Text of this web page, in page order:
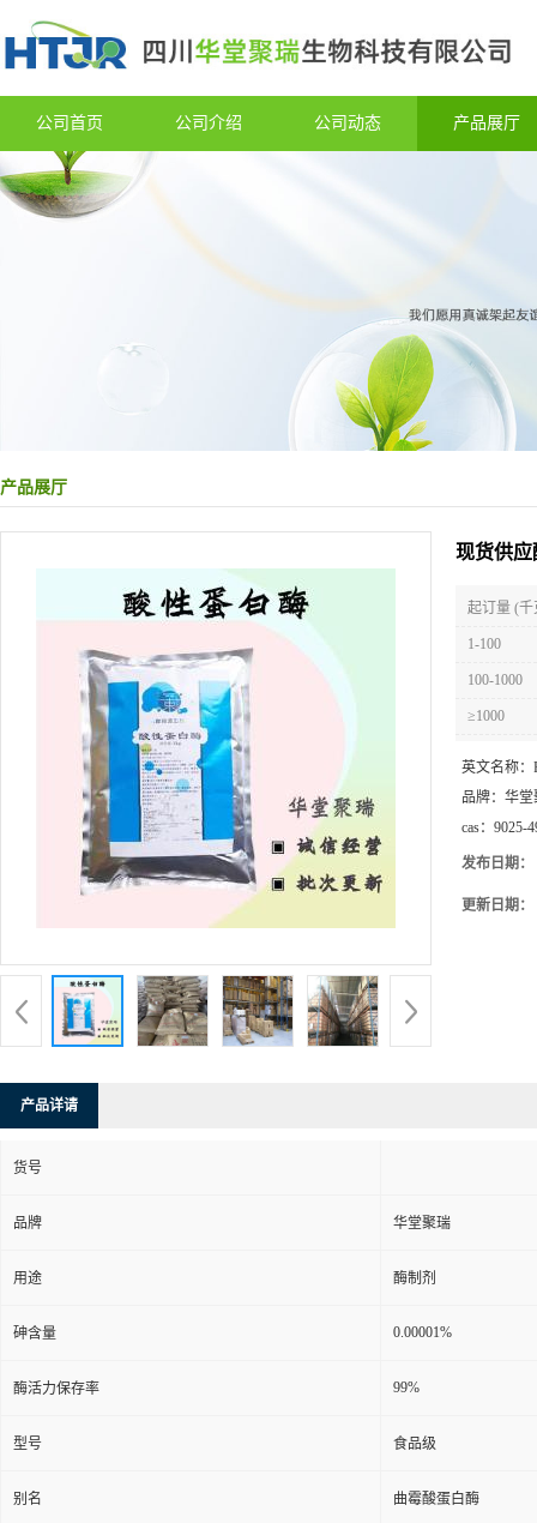
公司首页 公司介绍 公司动态 产品展厅
产品展厅
现货供应
起订量 (千
1-100
100-1000
≥1000
英文名称：
品牌： 华堂
cas： 9025-
发布日期：
更新日期：
产品详请
货号
品牌 华堂聚瑞
用途 酶制剂
砷含量 0.00001%
酶活力保存率 99%
型号 食品级
别名 曲霉酸蛋白酶